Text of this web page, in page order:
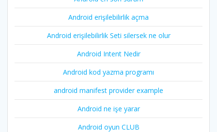
Android erişilebilirlik açma
Android erişilebilirlik Seti silersek ne olur
Android Intent Nedir
Android kod yazma programı
android manifest provider example
Android ne işe yarar
Android oyun CLUB